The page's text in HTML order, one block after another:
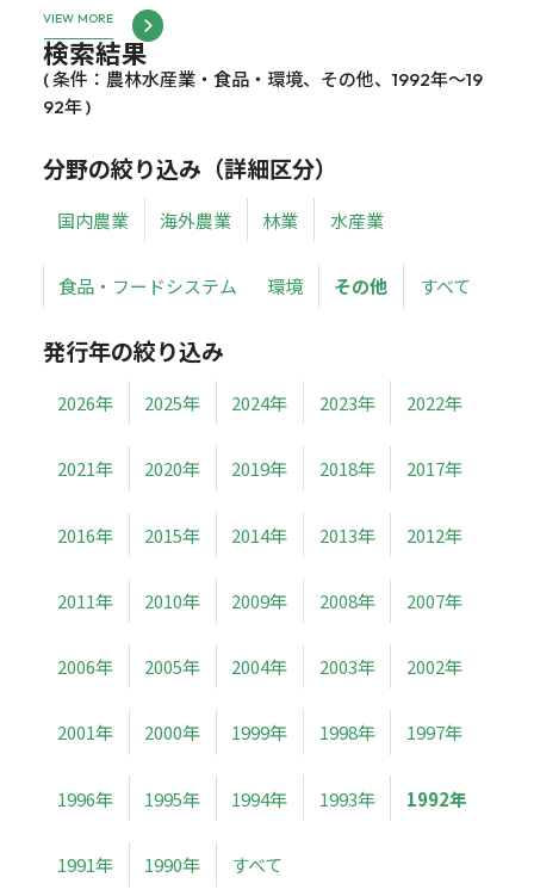
VIEW MORE
検索結果
( 条件：農林水産業・食品・環境、その他、1992年～19
92年 )
分野の絞り込み（詳細区分）
国内農業 海外農業 林業 水産業
食品・フードシステム 環境 その他 すべて
発行年の絞り込み
2026年 2025年 2024年 2023年 2022年
2021年 2020年 2019年 2018年 2017年
2016年 2015年 2014年 2013年 2012年
2011年 2010年 2009年 2008年 2007年
2006年 2005年 2004年 2003年 2002年
2001年 2000年 1999年 1998年 1997年
1996年 1995年 1994年 1993年 1992年
1991年 1990年 すべて